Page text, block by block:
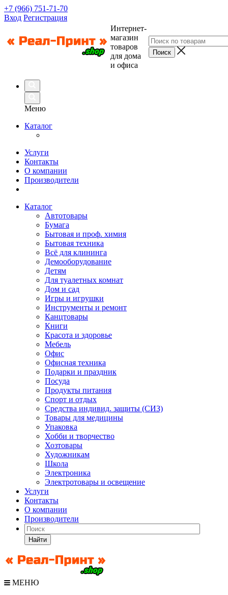
+7 (966) 751-71-70
Вход Регистрация
Интернет-
магазин
товаров
для дома
и офиса
Меню
Каталог
Услуги
Контакты
О компании
Производители
Каталог
Автотовары
Бумага
Бытовая и проф. химия
Бытовая техника
Всё для клининга
Демооборудование
Детям
Для туалетных комнат
Дом и сад
Игры и игрушки
Инструменты и ремонт
Канцтовары
Книги
Красота и здоровье
Мебель
Офис
Офисная техника
Подарки и праздник
Посуда
Продукты питания
Спорт и отдых
Средства индивид. защиты (СИЗ)
Товары для медицины
Упаковка
Хобби и творчество
Хозтовары
Художникам
Школа
Электроника
Электротовары и освещение
Услуги
Контакты
О компании
Производители
Найти
МЕНЮ